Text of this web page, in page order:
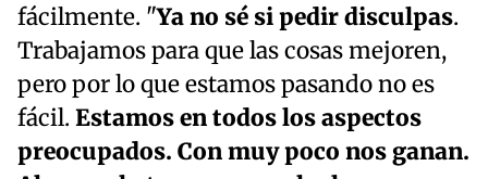
fácilmente. "Ya no sé si pedir disculpas.
Trabajamos para que las cosas mejoren,
pero por lo que estamos pasando no es
fácil. Estamos en todos los aspectos
preocupados. Con muy poco nos ganan.